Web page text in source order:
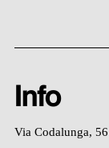
Info
Via Codalunga,